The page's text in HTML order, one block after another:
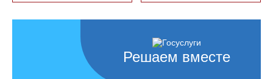
Решаем вместе